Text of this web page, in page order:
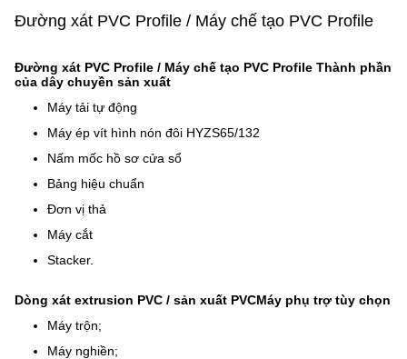
Đường xát PVC Profile / Máy chế tạo PVC Profile
Đường xát PVC Profile / Máy chế tạo PVC Profile Thành phần
của dây chuyền sản xuất
Máy tải tự động
Máy ép vít hình nón đôi HYZS65/132
Nấm mốc hồ sơ cửa sổ
Bảng hiệu chuẩn
Đơn vị thả
Máy cắt
Stacker.
Dòng xát extrusion PVC / sản xuất PVCMáy phụ trợ tùy chọn
Máy trộn;
Máy nghiền;